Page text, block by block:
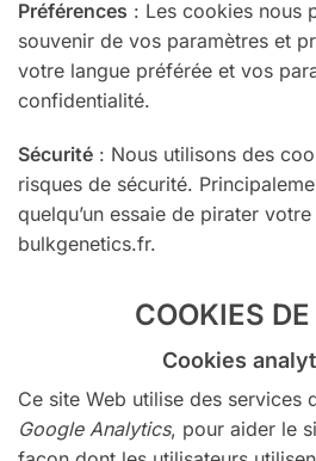
Préférences : Les cookies nous
souvenir de vos paramètres et
votre langue préférée et vos
confidentialité.
Sécurité : Nous utilisons des
risques de sécurité.
quelqu’un essaie de pirater
bulkgenetics.fr.
COOKIES
Cookies
Ce site Web utilise des services
Google Analytics, pour aider le